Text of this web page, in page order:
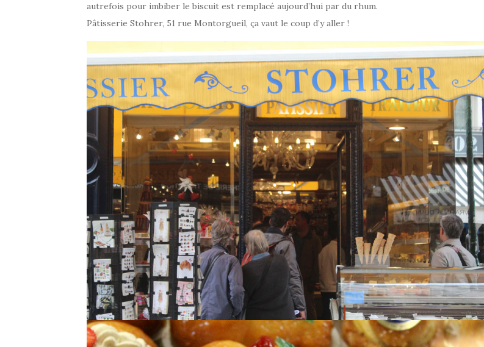
autrefois pour imbiber le biscuit est remplacé aujourd’hui par du rhum.
Pâtisserie Stohrer, 51 rue Montorgueil, ça vaut le coup d’y aller !